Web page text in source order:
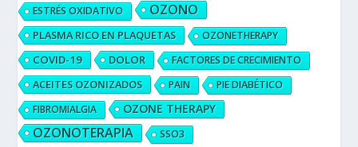
ESTRÉS OXIDATIVO OZONO
PLASMA RICO EN PLAQUETAS OZONETHERAPY
COVID-19 DOLOR FACTORES DE CRECIMIENTO
ACEITES OZONIZADOS PAIN
PIE DIABÉTICO
FIBROMIALGIA
OZONE THERAPY
OZONOTERAPIA
SSO3